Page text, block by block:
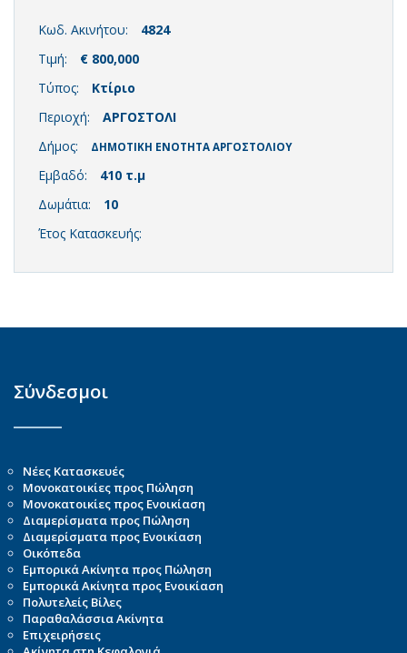
Κωδ. Ακινήτου:
4824
Τιμή:
€ 800,000
Τύπος:
Κτίριο
Περιοχή:
ΑΡΓΟΣΤΟΛΙ
Δήμος:
ΔΗΜΟΤΙΚΗ ΕΝΟΤΗΤΑ ΑΡΓΟΣΤΟΛΙΟΥ
Εμβαδό:
410 τ.μ
Δωμάτια:
10
Έτος Κατασκευής:
Σύνδεσμοι
Νέες Κατασκευές
Μονοκατοικίες προς Πώληση
Μονοκατοικίες προς Ενοικίαση
Διαμερίσματα προς Πώληση
Διαμερίσματα προς Ενοικίαση
Οικόπεδα
Εμπορικά Ακίνητα προς Πώληση
Εμπορικά Ακίνητα προς Ενοικίαση
Πολυτελείς Βίλες
Παραθαλάσσια Ακίνητα
Επιχειρήσεις